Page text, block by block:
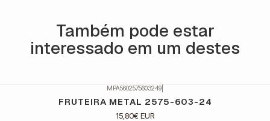
Também pode estar
interessado em um destes
MPA5602575603249
FRUTEIRA METAL 2575-603-24
15,80€ EUR